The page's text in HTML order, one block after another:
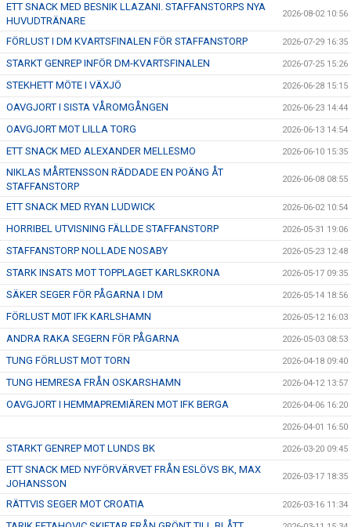
ETT SNACK MED BESNIK LLAZANI. STAFFANSTORPS NYA
HUVUDTRÄNARE
2026-08-02 10:56
FÖRLUST I DM KVARTSFINALEN FÖR STAFFANSTORP 2026-07-29 16:35
STARKT GENREP INFÖR DM-KVARTSFINALEN 2026-07-25 15:26
STEKHETT MÖTE I VÄXJÖ 2026-06-28 15:15
OAVGJORT I SISTA VÅROMGÅNGEN 2026-06-23 14:44
OAVGJORT MOT LILLA TORG 2026-06-13 14:54
ETT SNACK MED ALEXANDER MELLESMO 2026-06-10 15:35
NIKLAS MÅRTENSSON RÄDDADE EN POÄNG ÅT
STAFFANSTORP
2026-06-08 08:55
ETT SNACK MED RYAN LUDWICK 2026-06-02 10:54
HORRIBEL UTVISNING FÄLLDE STAFFANSTORP 2026-05-31 19:06
STAFFANSTORP NOLLADE NOSABY 2026-05-23 12:48
STARK INSATS MOT TOPPLAGET KARLSKRONA 2026-05-17 09:35
SÄKER SEGER FÖR PÅGARNA I DM 2026-05-14 18:56
FÖRLUST M0T IFK KARLSHAMN 2026-05-12 16:03
ANDRA RAKA SEGERN FÖR PÅGARNA 2026-05-03 08:53
TUNG FÖRLUST MOT TORN 2026-04-18 09:40
TUNG HEMRESA FRÅN OSKARSHAMN 2026-04-12 13:57
OAVGJORT I HEMMAPREMIÄREN MOT IFK BERGA 2026-04-06 16:20
2026-04-01 16:50
STARKT GENREP MOT LUNDS BK 2026-03-20 09:45
ETT SNACK MED NYFÖRVÄRVET FRÅN ESLÖVS BK, MAX
JOHANSSON
2026-03-17 18:35
RÄTTVIS SEGER MOT CROATIA 2026-03-16 11:34